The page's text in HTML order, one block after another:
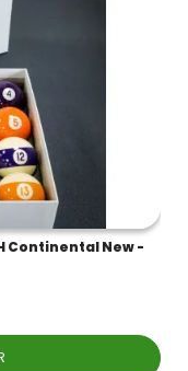
Continental New -